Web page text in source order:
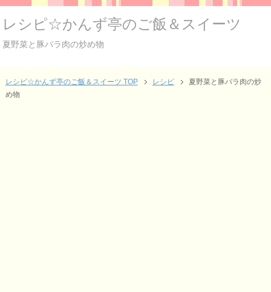
レシピ☆かんず亭のご飯＆スイーツ
夏野菜と豚バラ肉の炒め物
レシピ☆かんず亭のご飯＆スイーツ TOP レシピ
夏野菜と豚バラ肉の炒
め物